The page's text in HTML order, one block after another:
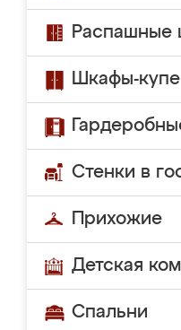
Распашные
Шкафы-купе
Стенки в
Прихожие
Детская
Спальни